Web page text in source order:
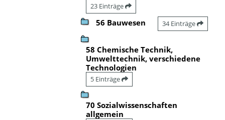
23 Einträge
56 Bauwesen 34 Einträge
58 Chemische Technik,
Umwelttechnik, verschiedene
Technologien
5 Einträge
70 Sozialwissenschaften
allgemein